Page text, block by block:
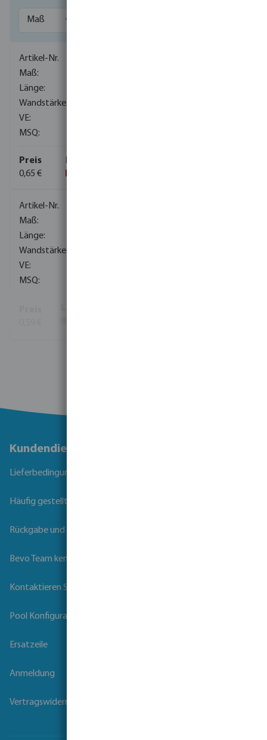
0,65 €
Kundendienst
Lieferbedingungen
Häufig gestellte Fragen
Rückgabe und Garantie
Bevo Team kennenlernen
Kontaktieren Sie uns
Pool Konfigurator
Ersatzeile
Anmeldung
Vertragswiderruf